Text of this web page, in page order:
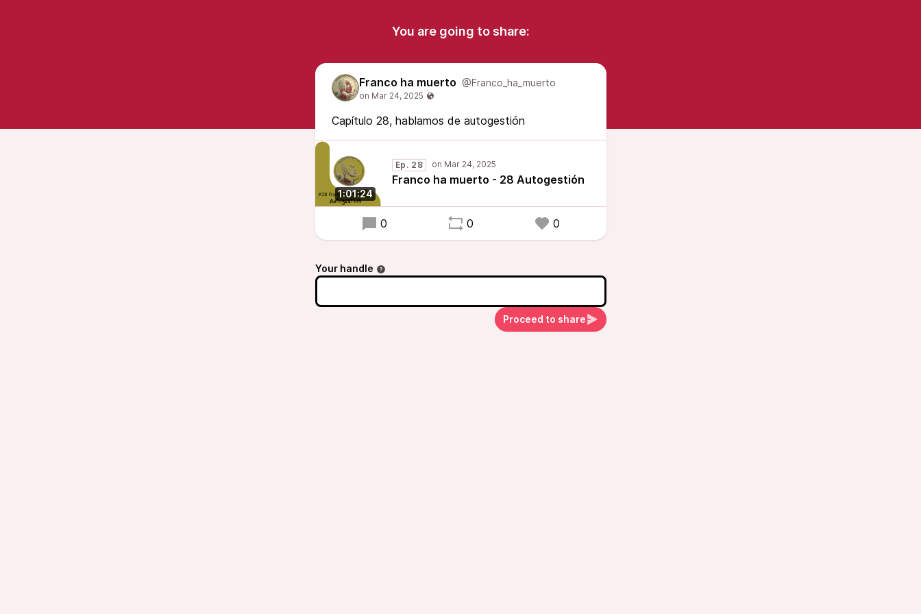
You are going to share:
Franco ha muerto @Franco_ha_muerto
Capítulo 28, hablamos de autogestión
1:01:24
Ep. 28
Franco ha muerto - 28 Autogestión
0 0 0
Your handle
Proceed to share